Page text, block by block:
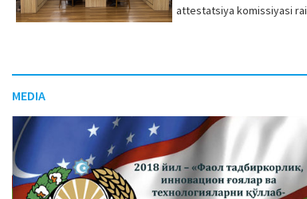
attestatsiya komissiyasi
MEDIA